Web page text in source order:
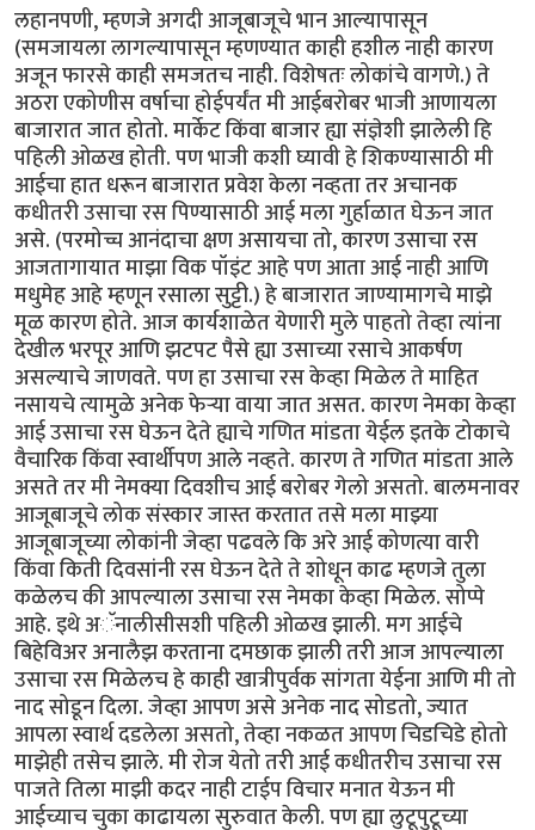
लहानपणी, म्हणजे अगदी आजूबाजूचे भान आल्यापासून
(समजायला लागल्यापासून म्हणण्यात काही हशील नाही कारण
अजून फारसे काही समजतच नाही. विशेषतः लोकांचे वागणे.) ते
अठरा एकोणीस वर्षाचा होईपर्यंत मी आईबरोबर भाजी आणायला
बाजारात जात होतो. मार्केट किंवा बाजार ह्या संज्ञेशी झालेली हि
पहिली ओळख होती. पण भाजी कशी घ्यावी हे शिकण्यासाठी मी
आईचा हात धरून बाजारात प्रवेश केला नव्हता तर अचानक
कधीतरी उसाचा रस पिण्यासाठी आई मला गुर्हाळात घेऊन जात
असे. (परमोच्च आनंदाचा क्षण असायचा तो, कारण उसाचा रस
आजतागायात माझा विक पॉइंट आहे पण आता आई नाही आणि
मधुमेह आहे म्हणून रसाला सुट्टी.) हे बाजारात जाण्यामागचे माझे
मूळ कारण होते. आज कार्यशाळेत येणारी मुले पाहतो तेव्हा त्यांना
देखील भरपूर आणि झटपट पैसे ह्या उसाच्या रसाचे आकर्षण
असल्याचे जाणवते. पण हा उसाचा रस केव्हा मिळेल ते माहित
नसायचे त्यामुळे अनेक फेऱ्या वाया जात असत. कारण नेमका केव्हा
आई उसाचा रस घेऊन देते ह्याचे गणित मांडता येईल इतके टोकाचे
वैचारिक किंवा स्वार्थीपण आले नव्हते. कारण ते गणित मांडता आले
असते तर मी नेमक्या दिवशीच आई बरोबर गेलो असतो. बालमनावर
आजूबाजूचे लोक संस्कार जास्त करतात तसे मला माझ्या
आजूबाजूच्या लोकांनी जेव्हा पढवले कि अरे आई कोणत्या वारी
किंवा किती दिवसांनी रस घेऊन देते ते शोधून काढ म्हणजे तुला
कळेलच की आपल्याला उसाचा रस नेमका केव्हा मिळेल. सोप्पे
आहे. इथे अॅनालीसीसशी पहिली ओळख झाली. मग आईचे
बिहेविअर अनालैझ करताना दमछाक झाली तरी आज आपल्याला
उसाचा रस मिळेलच हे काही खात्रीपुर्वक सांगता येईना आणि मी तो
नाद सोडून दिला. जेव्हा आपण असे अनेक नाद सोडतो, ज्यात
आपला स्वार्थ दडलेला असतो, तेव्हा नकळत आपण चिडचिडे होतो
माझेही तसेच झाले. मी रोज येतो तरी आई कधीतरीच उसाचा रस
पाजते तिला माझी कदर नाही टाईप विचार मनात येऊन मी
आईच्याच चुका काढायला सुरुवात केली. पण ह्या लुटूपुटूच्या